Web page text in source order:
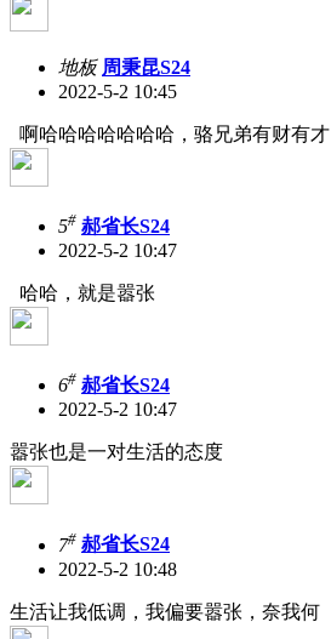
地板 周秉昆S24
2022-5-2 10:45
啊哈哈哈哈哈哈哈，骆兄弟有财有才
5# 郝省长S24
2022-5-2 10:47
哈哈，就是嚣张
6# 郝省长S24
2022-5-2 10:47
嚣张也是一对生活的态度
7# 郝省长S24
2022-5-2 10:48
生活让我低调，我偏要嚣张，奈我何